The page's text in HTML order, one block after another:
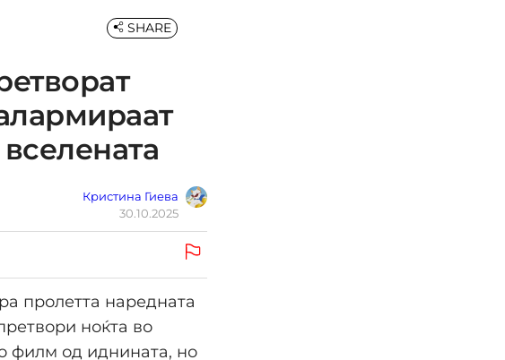
Кристина Гиева
30.10.2025
SHARE
пролетта наредната
ноќта во
филм од иднината, но